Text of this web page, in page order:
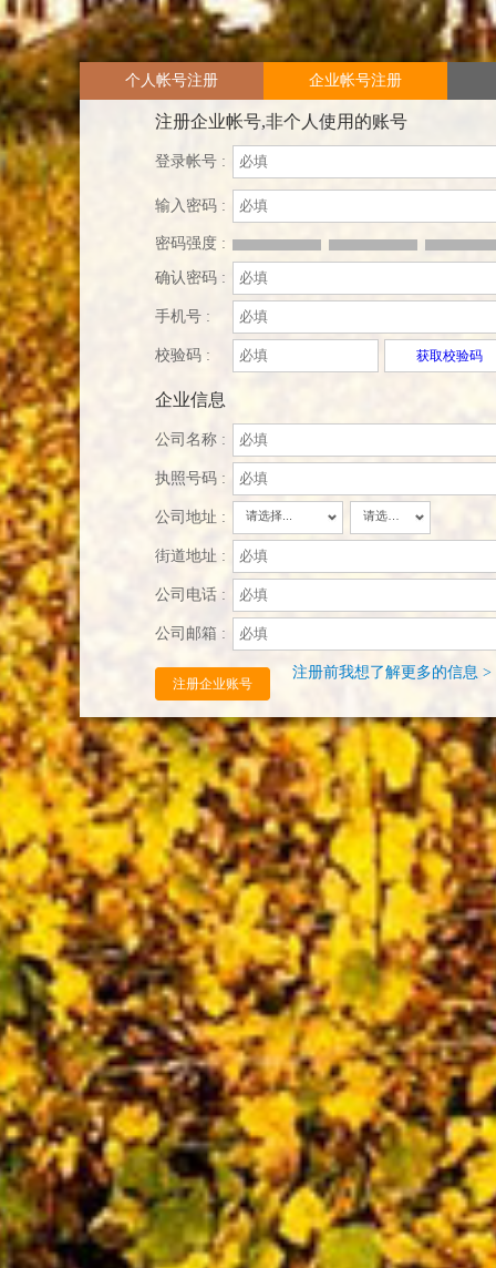
个人帐号注册 企业帐号注册
注册企业帐号,非个人使用的账号
登录帐号 :
输入密码 :
密码强度 :
确认密码 :
手机号 :
校验码 : 获取校验码
企业信息
公司名称 :
执照号码 :
公司地址 : 请选择... 请选择...
街道地址 :
公司电话 :
公司邮箱 :
注册企业账号
注册前我想了解更多的信息 >